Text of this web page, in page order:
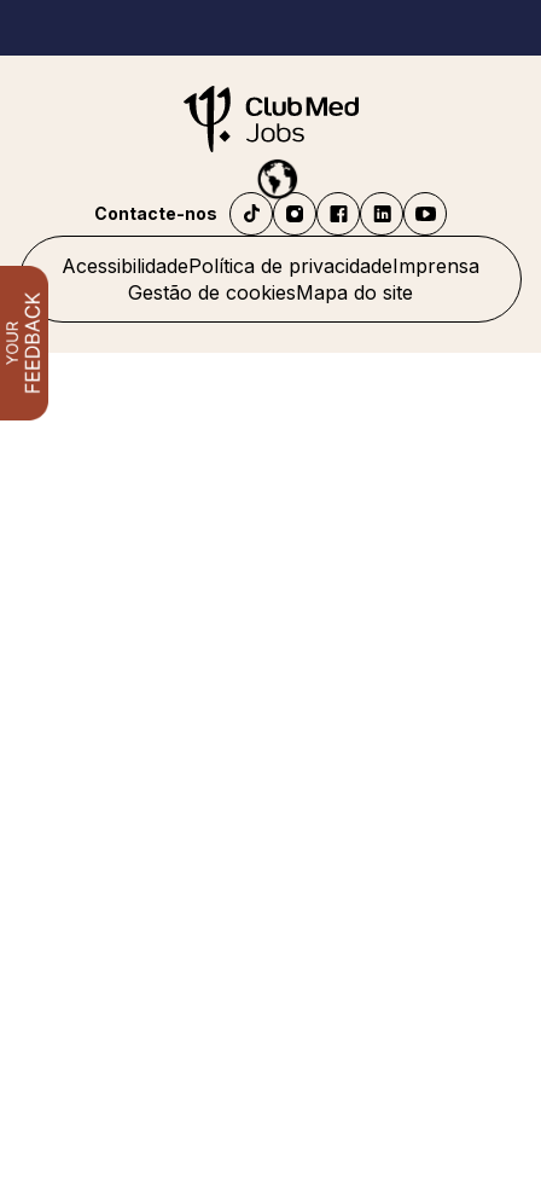
AcessibilidadePolítica de privacidadeImprensa
Gestão de cookiesMapa do site
Contacte-nos